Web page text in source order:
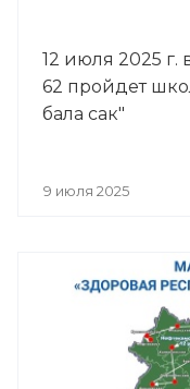
12 июля 2025 г.
62 пройдет
бала сак"
9 июля 2025